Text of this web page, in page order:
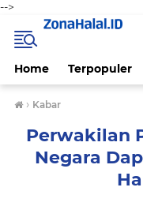
-->
Home Terpopuler
› Kabar
Perwakilan
Negara